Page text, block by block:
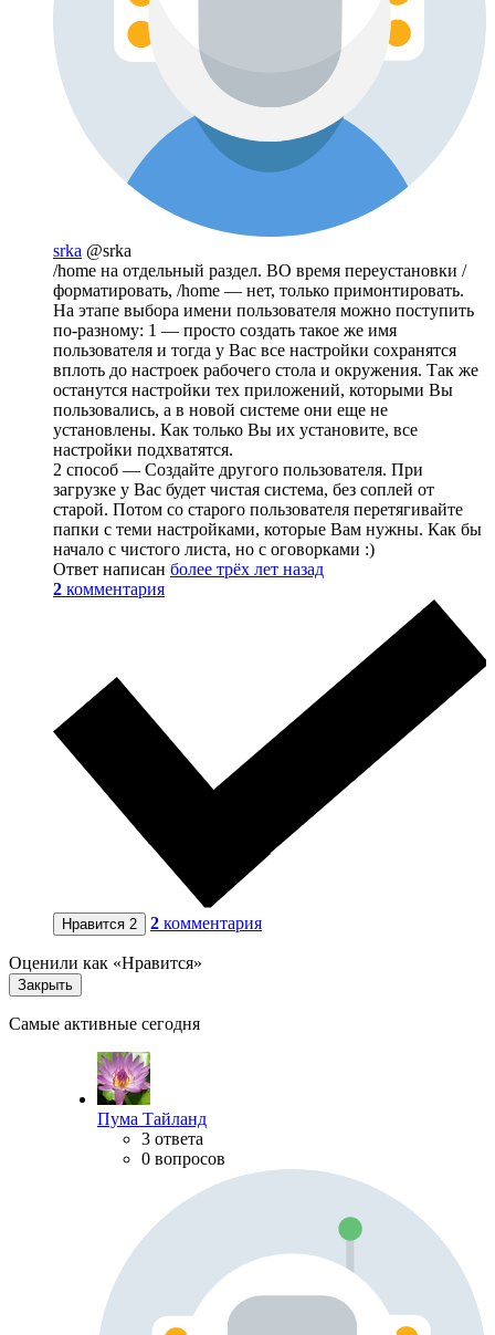
srka @srka
/home на отдельный раздел. ВО время переустановки /
форматировать, /home — нет, только примонтировать.
На этапе выбора имени пользователя можно поступить
по-разному: 1 — просто создать такое же имя
пользователя и тогда у Вас все настройки сохранятся
вплоть до настроек рабочего стола и окружения. Так же
останутся настройки тех приложений, которыми Вы
пользовались, а в новой системе они еще не
установлены. Как только Вы их установите, все
настройки подхватятся.
2 способ — Создайте другого пользователя. При
загрузке у Вас будет чистая система, без соплей от
старой. Потом со старого пользователя перетягивайте
папки с теми настройками, которые Вам нужны. Как бы
начало с чистого листа, но с оговорками :)
Ответ написан более трёх лет назад
2 комментария
Нравится 2 2 комментария
Оценили как «Нравится»
Закрыть
Самые активные сегодня
Пума Тайланд
3 ответа
0 вопросов